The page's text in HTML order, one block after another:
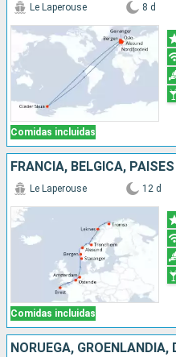
Comidas incluidas
Le Laperouse 8 d
Comidas incluidas
Le Laperouse 12 d
NORUEGA, GROENLANDIA,